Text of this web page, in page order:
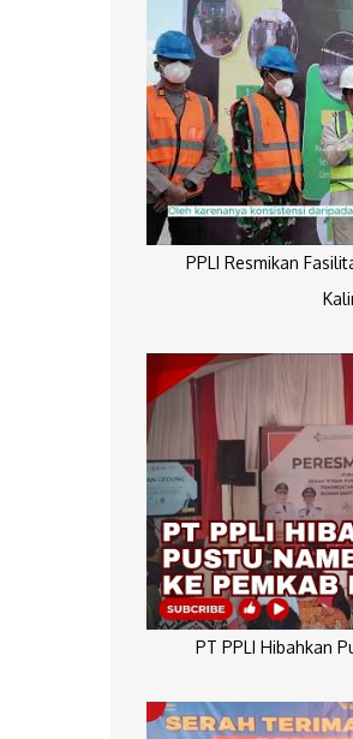
PPLI Resmikan
PT PPLI Hibahkan